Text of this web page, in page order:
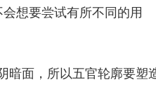
想要尝试有所不同的用
暗面，所以五官轮廓要塑